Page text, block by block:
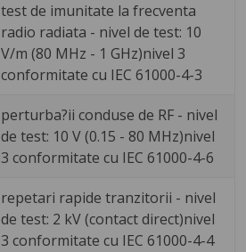
test de imunitate la frecventa
radio radiata - nivel de test: 10
V/m (80 MHz - 1 GHz)nivel 3
conformitate cu IEC 61000-4-3
perturba?ii conduse de RF - nivel
de test: 10 V (0.15 - 80 MHz)nivel
3 conformitate cu IEC 61000-4-6
repetari rapide tranzitorii - nivel
de test: 2 kV (contact direct)nivel
3 conformitate cu IEC 61000-4-4